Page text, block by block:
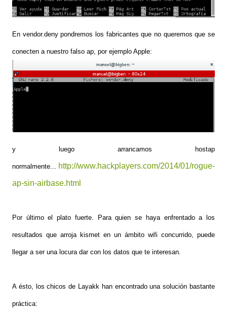
En vendor.deny pondremos los fabricantes que no queremos que se
conecten a nuestro falso ap, por ejemplo Apple:
y luego arrancamos hostap
normalmente...
http://www.hackplayers.com/2014/01/rogue-
ap-sin-airbase.html
Por último el plato fuerte. Para quien se haya enfrentado a los
resultados que arroja kismet en un ámbito wifi concurrido, puede
llegar a ser una locura dar con los datos que te interesan.
A ésto, los chicos de Layakk han encontrado una solución bastante
práctica: